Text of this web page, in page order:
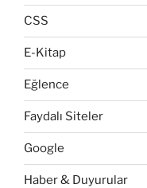
CSS
E-Kitap
Eğlence
Faydalı Siteler
Google
Haber & Duyurular